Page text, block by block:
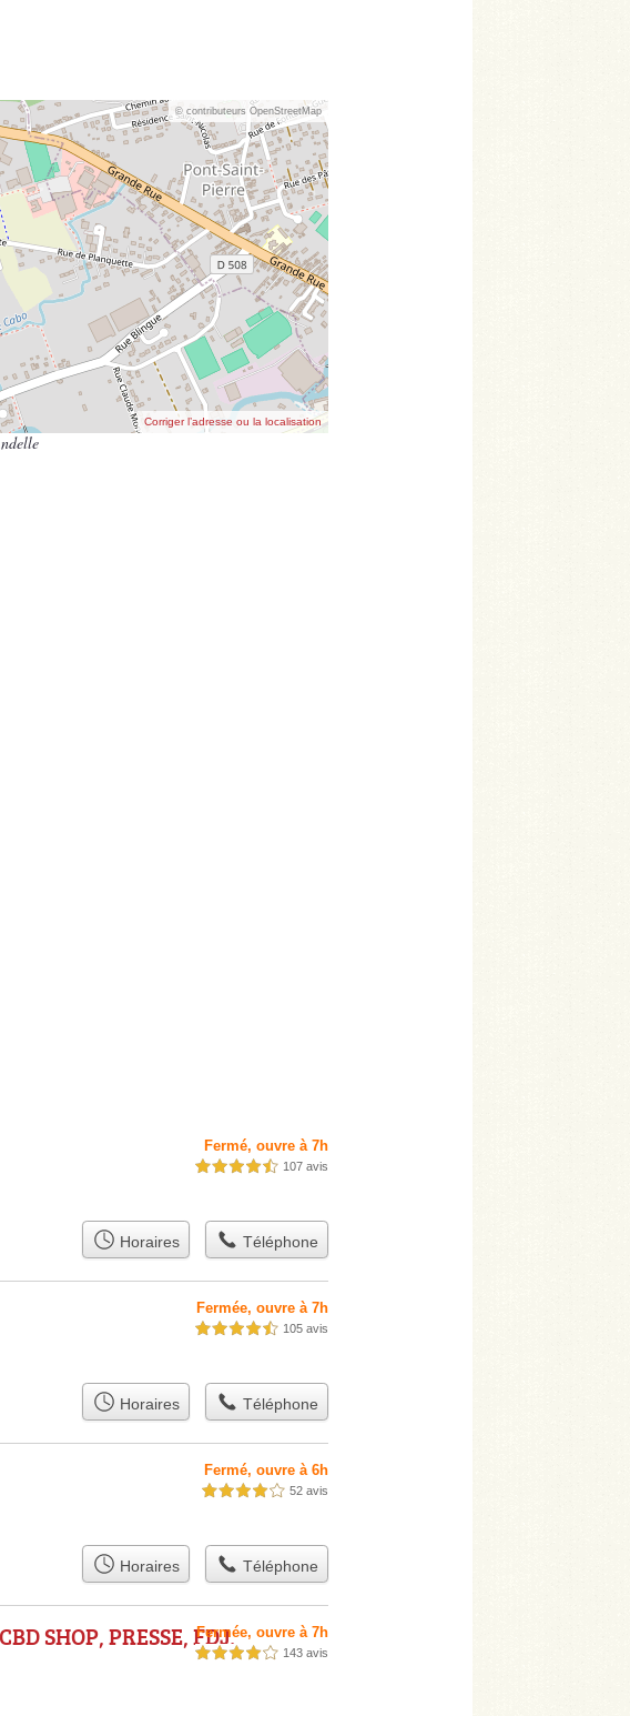
© contributeurs OpenStreetMap
Corriger l’adresse ou la localisation
Fermé, ouvre à 7h
4,5 étoiles sur 5 107 avis
Horaires Téléphone
Fermée, ouvre à 7h
4,5 étoiles sur 5 105 avis
Horaires Téléphone
Fermé, ouvre à 6h
4,0 étoiles sur 5 52 avis
Horaires Téléphone
SHOP, PRESSE, FDJ,Fermée, ouvre à 7h
4,0 étoiles sur 5 143 avis